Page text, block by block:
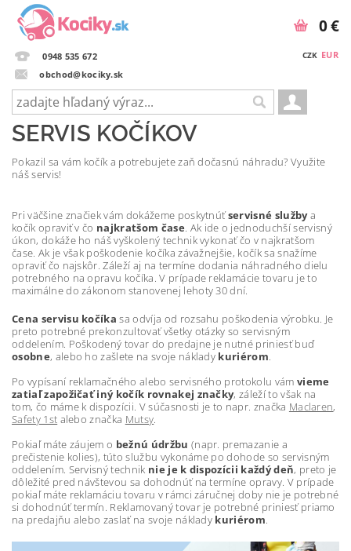
0948 535 672
obchod@kociky.sk
CZK EUR
0 €
SERVIS KOČÍKOV
Pokazil sa vám kočík a potrebujete zaň dočasnú náhradu? Využite
náš servis!
Pri väčšine značiek vám dokážeme poskytnúťservisné službya
kočík opraviť v čo najkratšom čase. Ak ide o jednoduchší servisný
úkon, dokáže ho náš vyškolený technik vykonať čo v najkratšom
čase. Ak je však poškodenie kočíka závažnejšie, kočík sa snažíme
opraviť čo najskôr. Záleží aj na termíne dodania náhradného dielu
potrebného na opravu kočíka. V prípade reklamácie tovaru je to
maximálne do zákonom stanovenej lehoty 30 dní.
Cena servisu kočíka sa odvíja od rozsahu poškodenia výrobku. Je
preto potrebné prekonzultovať všetky otázky so servisným
oddelením. Poškodený tovar do predajne je nutné priniesť buď
osobne, alebo ho zašlete na svoje náklady kuriérom.
Po vypísaní reklamačného alebo servisného protokolu vám vieme
zatiaľ zapožičať iný kočík rovnakej značky, záleží to však na
tom, čo máme k dispozícii. V súčasnosti je to napr. značka Maclaren,
Safety 1st alebo značka Mutsy.
Pokiaľ máte záujem o bežnú údržbu (napr. premazanie a
prečistenie kolies), túto službu vykonáme po dohode so servisným
oddelením. Servisný technik nie je k dispozícii každý deň, preto je
dôležité pred návštevou sa dohodnúť na termíne opravy. V prípade
pokiaľ máte reklamáciu tovaru v rámci záručnej doby nie je potrebné
si dohodnúť termín. Reklamovaný tovar je potrebné priniesť priamo
na predajňu alebo zaslať na svoje náklady kuriérom.